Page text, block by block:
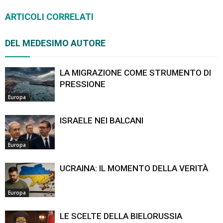
ARTICOLI CORRELATI
DEL MEDESIMO AUTORE
Europa
LA MIGRAZIONE COME STRUMENTO DI
PRESSIONE
Europa
ISRAELE NEI BALCANI
Europa
UCRAINA: IL MOMENTO DELLA VERITÀ
LE SCELTE DELLA BIELORUSSIA